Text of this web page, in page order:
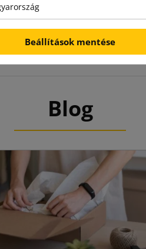
Blog
Beállítások mentése